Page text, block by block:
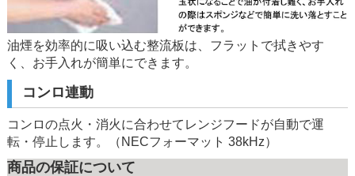
油煙を効率的に吸い込む整流板は、フラットで拭きやす
く、お手入れが簡単にできます。
コンロ連動
コンロの点火・消火に合わせてレンジフードが自動で運
転・停止します。（NECフォーマット 38kHz）
商品の保証について